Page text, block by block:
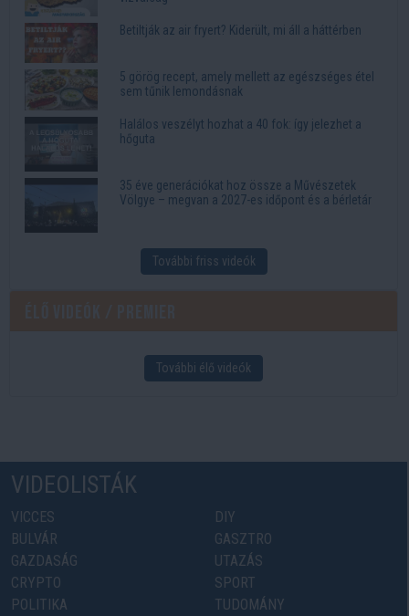
Betiltják az air fryert? Kiderült, mi áll a háttérben
5 görög recept, amely mellett az egészséges étel
sem tűnik lemondásnak
Halálos veszélyt hozhat a 40 fok: így jelezhet a
hőguta
35 éve generációkat hoz össze a Művészetek
Völgye – megvan a 2027-es időpont és a bérletár
További friss videók
További élő videók
VIDEOLISTÁK
VICCES
BULVÁR
GAZDASÁG
CRYPTO
POLITIKA
DIY
GASZTRO
UTAZÁS
SPORT
TUDOMÁNY